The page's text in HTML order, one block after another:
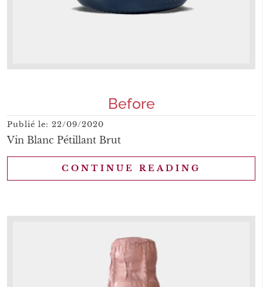
Before
Publié le: 22/09/2020
Vin Blanc Pétillant Brut
CONTINUE READING